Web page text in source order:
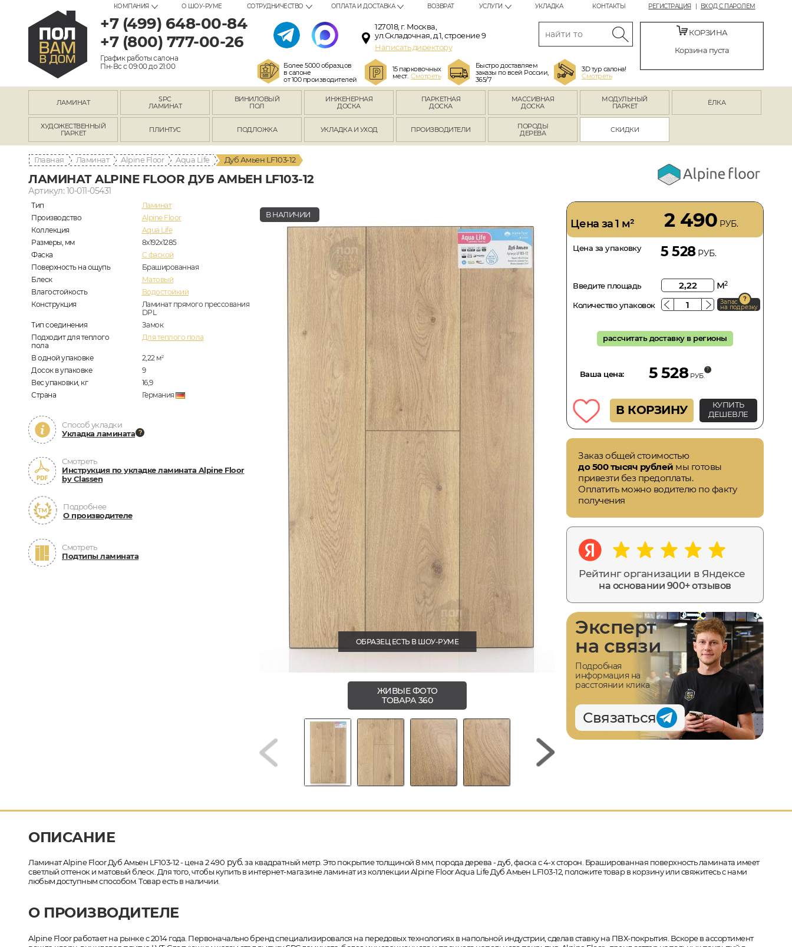
РЕГИСТРАЦИЯ ВХОД С ПАРОЛЕМ
КОМПАНИЯ О ШОУ-РУМЕ СОТРУДНИЧЕСТВО ОПЛАТА И ДОСТАВКА ВОЗВРАТ УСЛУГИ УКЛАДКА КОНТАКТЫ
+7 (499) 648-00-84
+7 (800) 777-00-26
График работы салона
Пн-Вс с 09:00 до 21:00
127018, г. Москва,
ул.Складочная, д.1, строение 9
Написать директору
Более 5000 образцов
в салоне
от 100 производителей
15 парковочных
мест.Смотреть
Быстро доставляем
заказы по всей России,
365/7
3D тур салона!
Смотреть
КОРЗИНА
Корзина пуста
ЛАМИНАТ
SPC
ЛАМИНАТ
ВИНИЛОВЫЙ
ПОЛ
ИНЖЕНЕРНАЯ
ДОСКА
ПАРКЕТНАЯ
ДОСКА
МАССИВНАЯ
ДОСКА
МОДУЛЬНЫЙ
ПАРКЕТ
ЁЛКА
ХУДОЖЕСТВЕННЫЙ
ПАРКЕТ
ПЛИНТУС ПОДЛОЖКА УКЛАДКА И УХОД ПРОИЗВОДИТЕЛИ
ПОРОДЫ
ДЕРЕВА
СКИДКИ
Главная Ламинат Alpine Floor Aqua Life Дуб Амьен LF103-12
ЛАМИНАТ ALPINE FLOOR ДУБ АМЬЕН LF103-12
Артикул: 10-011-05431
Тип
Ламинат
Производство
Alpine Floor
Коллекция
Aqua Life
Размеры, мм
8х192х1285
Фаска
C фаской
Поверхность на ощупь
Брашированная
Блеск
Матовый
Влагостойкость
Водостойкий
Конструкция
Ламинат прямого прессования
DPL
Тип соединения
Замок
Подходит для теплого
пола
Для теплого пола
В одной упаковке 2,22 м2
Досок в упаковке
9
Вес упаковки, кг
16,9
Страна
Германия
Способ укладки
Укладка ламината
Смотреть
Инструкция по укладке ламината Alpine Floor
by Classen
Подробнее
О производителе
Смотреть
Подтипы ламината
В НАЛИЧИИ
ОБРАЗЕЦ ЕСТЬ В ШОУ-РУМЕ
ЖИВЫЕ ФОТО
ТОВАРА 360
Цена за 1 м² 2 490 РУБ.
Цена за упаковку 5 528РУБ.
Введите площадь м2
Количество упаковок Запас
на подрезку
рассчитать доставку в регионы
Ваша цена: 5 528 РУБ.
В КОРЗИНУ
КУПИТЬ
ДЕШЕВЛЕ
Заказ общей стоимостью
до 500 тысяч рублей мы готовы
привезти без предоплаты.
Оплатить можно водителю по факту
получения
Рейтинг организации в Яндексе
на основании 900+ отзывов
Эксперт
на связи
Подробная
информация на
расстоянии клика
Связаться
ОПИСАНИЕ
Ламинат Alpine Floor Дуб Амьен LF103-12 - цена 2 490 руб.за квадратный метр. Это покрытие толщиной 8 мм, порода дерева - дуб, фаска с 4-х сторон. Брашированная поверхность ламината имеет
светлый оттенок и матовый блеск. Для того, чтобы купить в интернет-магазине ламинат из коллекции Alpine Floor Aqua Life Дуб Амьен LF103-12, положите товар в корзину или свяжитесь с нами
любым доступным способом. Товар есть в наличии.
О ПРОИЗВОДИТЕЛЕ
Alpine Floor работает на рынке с 2014 года. Первоначально бренд специализировался на передовых технологиях в напольной индустрии, сделав ставку на ПВХ-покрытия. Вскоре в ассортимент